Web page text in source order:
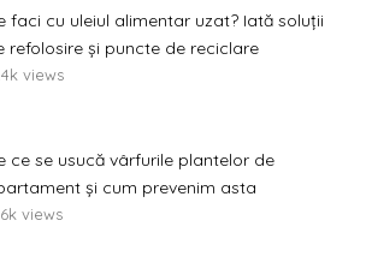
faci cu uleiul alimentar uzat? Iată soluții
refolosire și puncte de reciclare
views
ce se usucă vârfurile plantelor de
și cum prevenim asta
views